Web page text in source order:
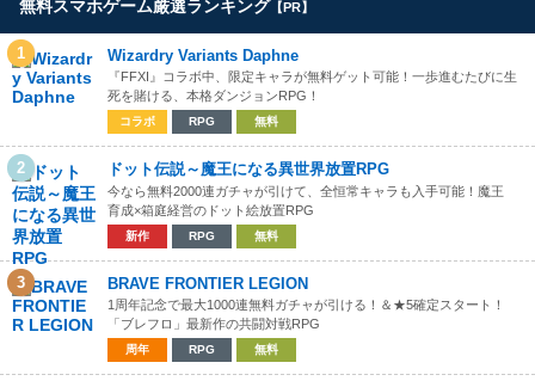
無料スマホゲーム厳選ランキング 【PR】
1 Wizardry Variants Daphne
『FFXI』コラボ中、限定キャラが無料ゲット可能！一歩進むたびに生
死を賭ける、本格ダンジョンRPG！
コラボ RPG 無料
2 ドット伝説～魔王になる異世界放置RPG
今なら無料2000連ガチャが引けて、全恒常キャラも入手可能！魔王
育成×箱庭経営のドット絵放置RPG
新作 RPG 無料
3 BRAVE FRONTIER LEGION
1周年記念で最大1000連無料ガチャが引ける！＆★5確定スタート！
「ブレフロ」最新作の共闘対戦RPG
周年 RPG 無料